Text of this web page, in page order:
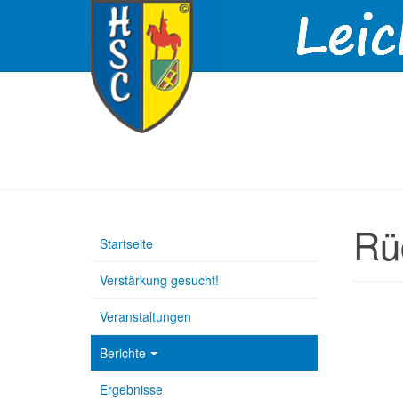
Startseite
Verstärkung gesucht!
Veranstaltungen
Berichte
Ergebnisse